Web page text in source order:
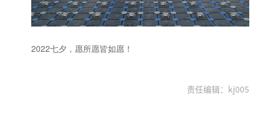
2022七夕，愿所愿皆如愿！
责任编辑：kj005